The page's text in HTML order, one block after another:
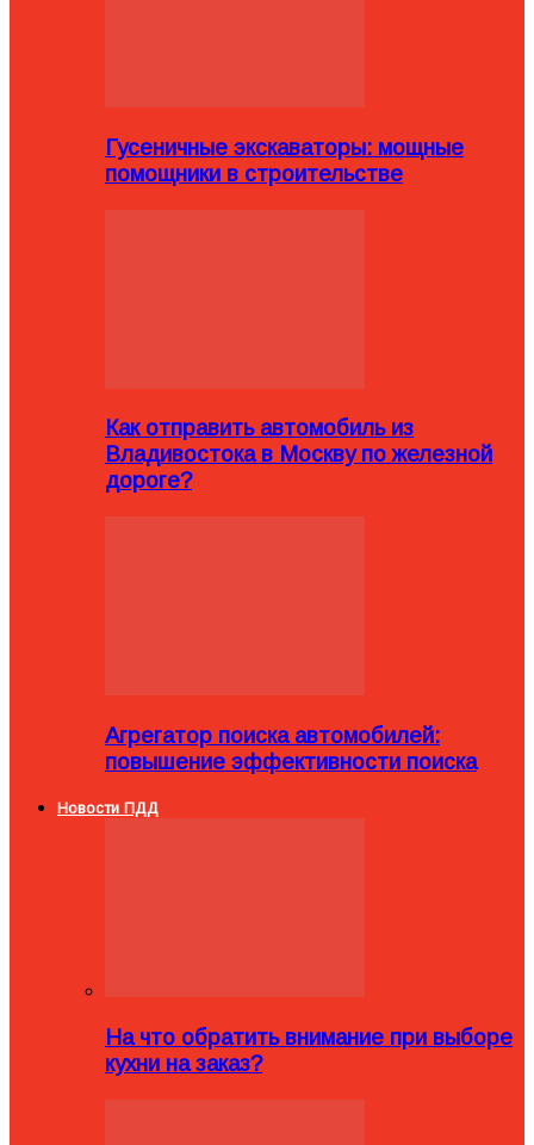
Гусеничные экскаваторы: мощные
помощники в строительстве
Как отправить автомобиль из
Владивостока в Москву по железной
дороге?
Агрегатор поиска автомобилей:
повышение эффективности поиска
Новости ПДД
На что обратить внимание при выборе
кухни на заказ?